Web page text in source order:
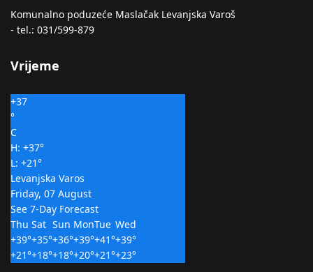
Komunalno poduzeće Maslačak Levanjska Varoš
- tel.: 031/599-879
Vrijeme
+37
°
C
H: +37°
L: +21°
Levanjska Varos
Friday, 07 August
See 7-Day Forecast
Thu Sat Sun MonTue Wed
+39°+35°+36°+39°+41°+39°
+21°+18°+18°+20°+21°+23°